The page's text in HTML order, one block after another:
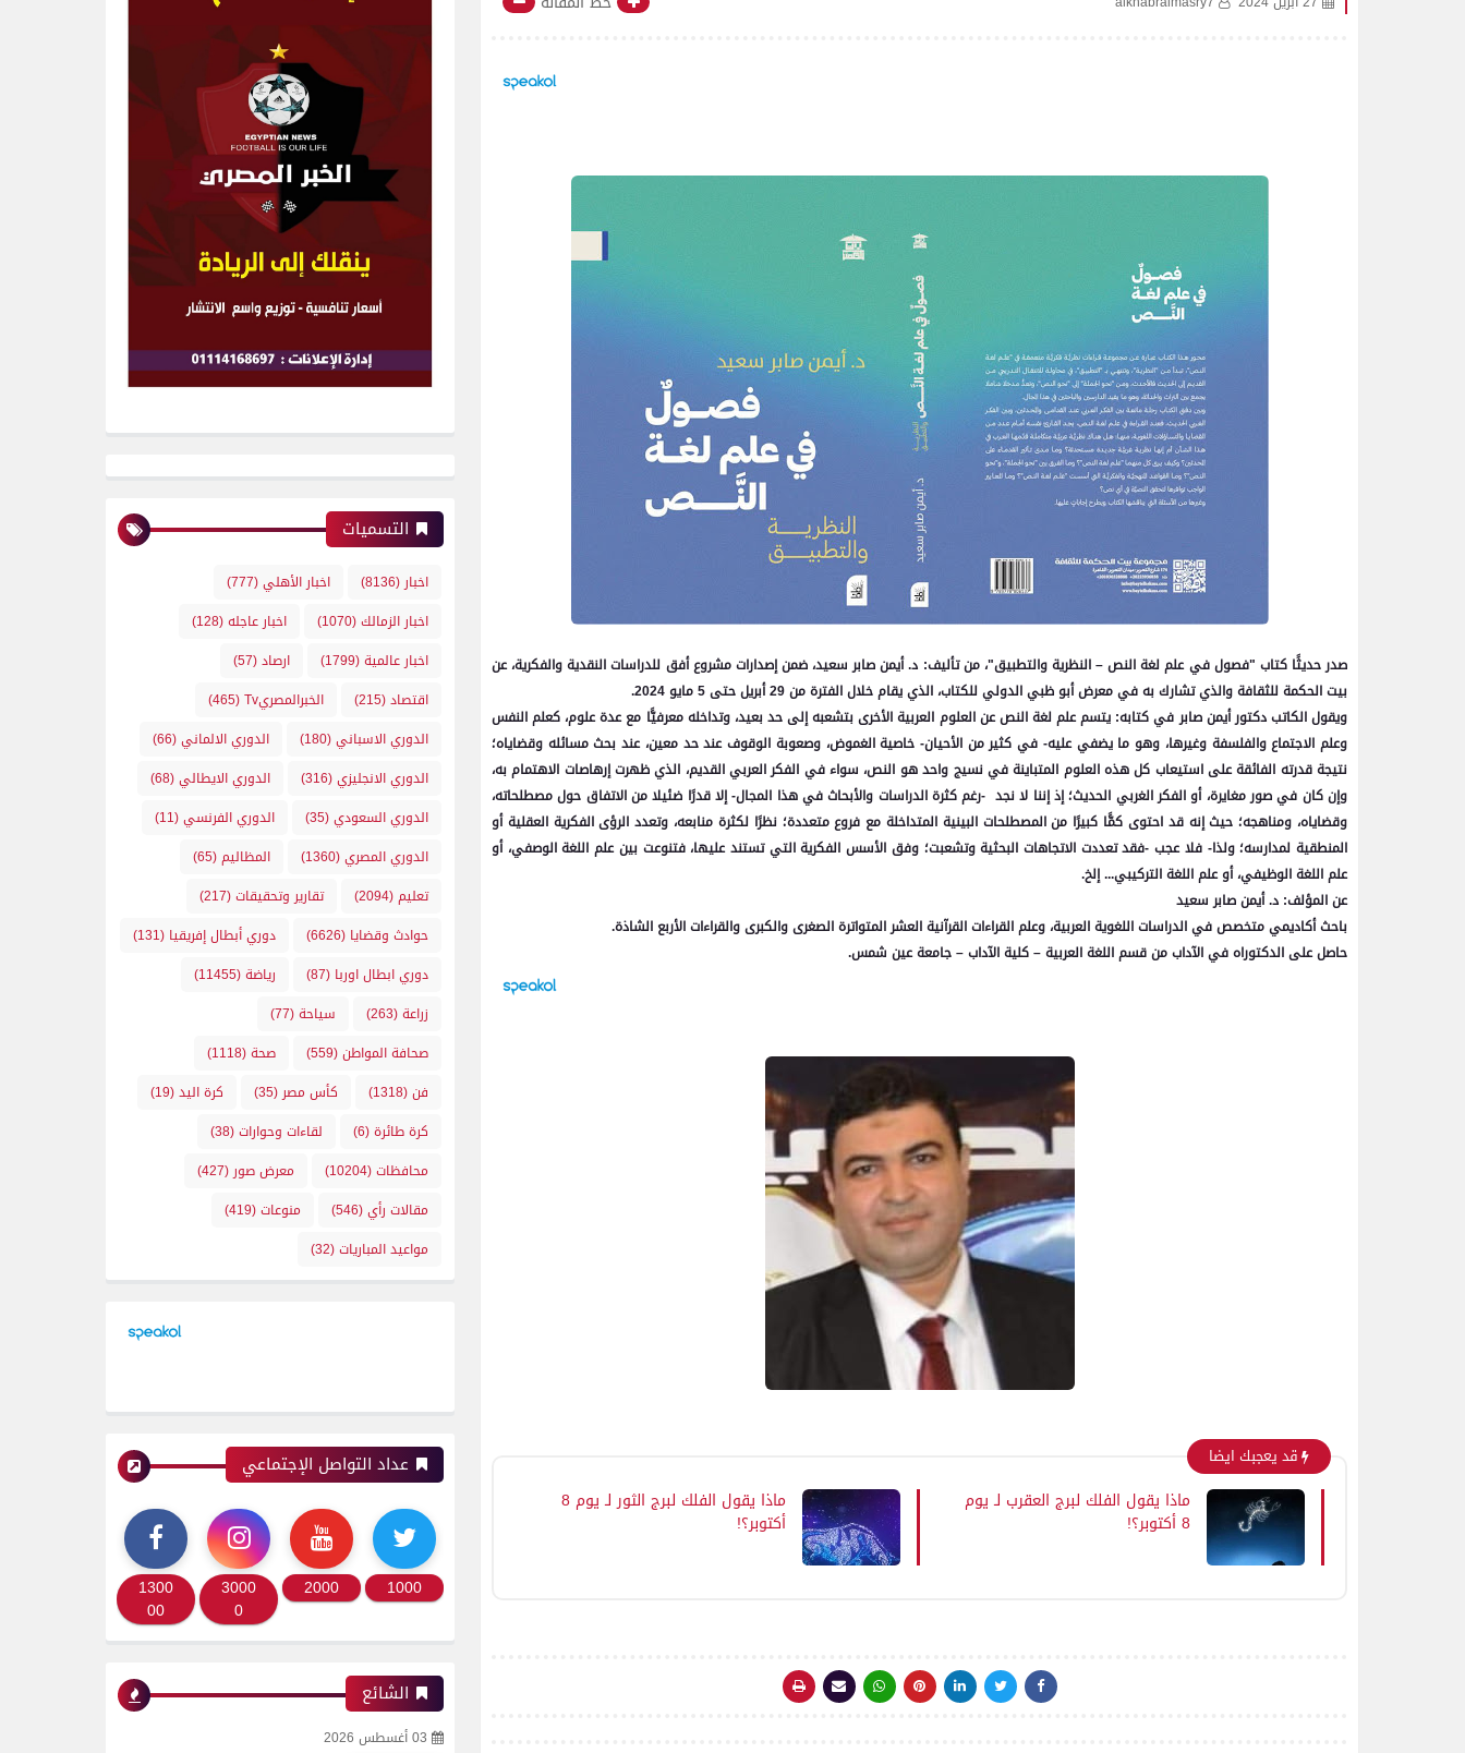
صدر حديثًا كتاب "فصول في علم لغة النص – النظرية والتطبيق"، من تأليف: د. أيمن صابر سعيد، ضمن إصدارات مشروع أفق للدراسات النقدية والفكرية، عن
بيت الحكمة للثقافة والذي تشارك به في معرض أبو ظبي الدولي للكتاب، الذي يقام خلال الفترة من 29 أبريل حتى 5 مايو 2024.
ويقول الكاتب دكتور أيمن صابر في كتابه: يتسم علم لغة النص عن العلوم العربية الأخرى بتشعبه إلى حد بعيد، وتداخله معرفيًّا مع عدة علوم، كعلم النفس
وعلم الاجتماع والفلسفة وغيرها، وهو ما يضفي عليه- في كثير من الأحيان- خاصية الغموض، وصعوبة الوقوف عند حد معين، عند بحث مسائله وقضاياه؛
نتيجة قدرته الفائقة على استيعاب كل هذه العلوم المتباينة في نسيج واحد هو النص، سواء في الفكر العربي القديم، الذي ظهرت إرهاصات الاهتمام به،
وإن كان في صور مغايرة، أو الفكر الغربي الحديث؛ إذ إننا لا نجد -رغم كثرة الدراسات والأبحاث في هذا المجال- إلا قدرًا ضئيلا من الاتفاق حول مصطلحاته،
وقضاياه، ومناهجه؛ حيث إنه قد احتوى كمًّا كبيرًا من المصطلحات البينية المتداخلة مع فروع متعددة؛ نظرًا لكثرة منابعه، وتعدد الرؤى الفكرية العقلية أو
المنطقية لمدارسه؛ ولذا- فلا عجب -فقد تعددت الاتجاهات البحثية وتشعبت؛ وفق الأسس الفكرية التي تستند عليها، فتنوعت بين علم اللغة الوصفي، أو
علم اللغة الوظيفي، أو علم اللغة التركيبي... إلخ.
عن المؤلف: د. أيمن صابر سعيد
باحث أكاديمي متخصص في الدراسات اللغوية العربية، وعلم القراءات القرآنية العشر المتواترة الصغرى والكبرى والقراءات الأربع الشاذة.
حاصل على الدكتوراه في الآداب من قسم اللغة العربية – كلية الآداب – جامعة عين شمس.
قد يعجبك ايضا
ماذا يقول الفلك لبرج العقرب لـ يوم
8 أكتوبر؟!
ماذا يقول الفلك لبرج الثور لـ يوم 8
أكتوبر؟!
التسميات
اخبار (8136) اخبار الأهلي(777)
اخبار الزمالك(1070) اخبار عاجله(128)
اخبار عالمية(1799) ارصاد(57)
اقتصاد(215) الخبرالمصريTv
(465)
الدوري الاسباني(180) الدوري الالماني(66)
الدوري الانجليزي(316) الدوري الايطالي(68)
الدوري السعودي(35) الدوري الفرنسي(11)
الدوري المصري(1360) المظاليم(65)
تعليم(2094) تقارير وتحقيقات(217)
حوادث وقضايا (6626) دوري أبطال إفريقيا (131)
دوري ابطال اوربا (87) رياضة(11455)
زراعة(263) سياحة(77)
صحافة المواطن(559) صحة(1118)
فن(1318) كأس مصر (35) كرة اليد(19)
كرة طائرة(6) لقاءات وحوارات(38)
محافظات(10204) معرض صور (427)
مقالات رأي(546) منوعات(419)
مواعيد المباريات(32)
عداد التواصل الإجتماعي
1000
2000
3000
0
1300
00
الشائع
03 أغسطس 2026